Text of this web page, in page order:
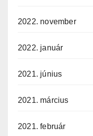
2022. november
2022. január
2021. június
2021. március
2021. február